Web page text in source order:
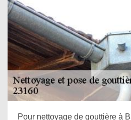
Pour nettoyage de gouttière à